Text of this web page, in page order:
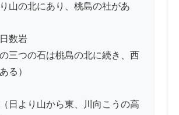
山の北にあり、桃島の社があ
数岩
三つの石は桃島の北に続き、西
る）
日より山から東、川向こうの高